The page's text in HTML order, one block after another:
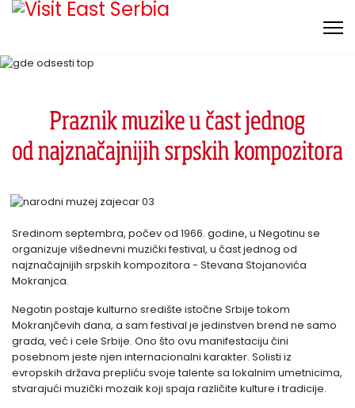
Sredinom septembra, počev od 1966. godine, u Negotinu se
organizuje višednevni muzički festival, u čast jednog od
najznačajnijih srpskih kompozitora - Stevana Stojanovića
Mokranjca.
Negotin postaje kulturno središte istočne Srbije tokom
Mokranjčevih dana, a sam festival je jedinstven brend ne samo
grada, već i cele Srbije. Ono što ovu manifestaciju čini
posebnom jeste njen internacionalni karakter. Solisti iz
evropskih država prepliću svoje talente sa lokalnim umetnicima,
stvarajući muzički mozaik koji spaja različite kulture i tradicije.